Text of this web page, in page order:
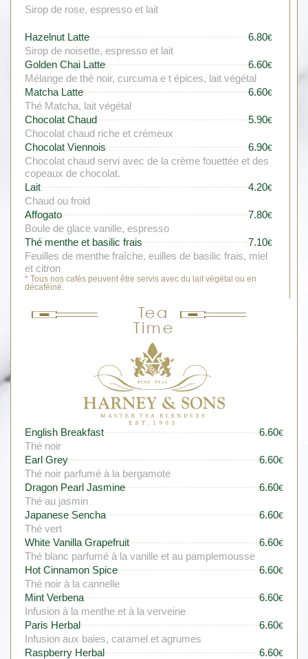
Sirop de rose, espresso et lait
Hazelnut Latte 6.80€
Sirop de noisette, espresso et lait
Golden Chai Latte
6.60€
Mélange de thé noir, curcuma e t épices, lait végétal
Matcha Latte
6.60€
Thé Matcha, lait végétal
Chocolat Chaud
5.90€
Chocolat chaud riche et crémeux
Chocolat Viennois
6.90€
Chocolat chaud servi avec de la crème fouettée et des
copeaux de chocolat.
Lait
4.20€
Chaud ou froid
Affogato
7.80€
Boule de glace vanille, espresso
Thé menthe et basilic frais
7.10€
Feuilles de menthe fraîche, euilles de basilic frais, miel
et citron
* Tous nos cafés peuvent être servis avec du lait végétal ou en
décaféiné.
Tea
Time
English Breakfast 6.60€
Thé noir
Earl Grey
6.60€
Thé noir parfumé à la bergamote
Dragon Pearl Jasmine
6.60€
Thé au jasmin
Japanese Sencha
6.60€
Thé vert
White Vanilla Grapefruit
6.60€
Thé blanc parfumé à la vanille et au pamplemousse
Hot Cinnamon Spice
6.60€
Thé noir à la cannelle
Mint Verbena
6.60€
Infusion à la menthe et à la verveine
Paris Herbal
6.60€
Infusion aux baies, caramel et agrumes
Raspberry Herbal
6.60€